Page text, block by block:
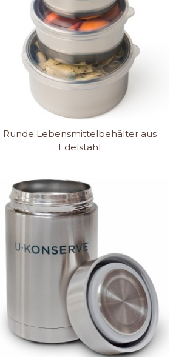
Runde Lebensmittelbehälter aus
Edelstahl